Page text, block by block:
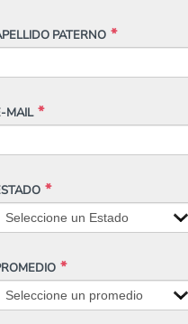
PATERNO
MAIL